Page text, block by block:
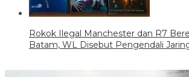
Rokok Ilegal Manchester dan R7
Batam, WL Disebut Pengendali